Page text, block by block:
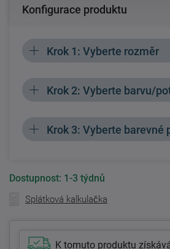
Konfigurace produktu
Krok 1: Vyberte rozměr
Krok 2: Vyberte barvu/
Krok 3: Vyberte barevné
Dostupnost: 1-3 týdnů
Splátková kalkulačka
K tomuto produktu